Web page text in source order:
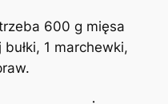
600 g mięsa
1 marchewki,